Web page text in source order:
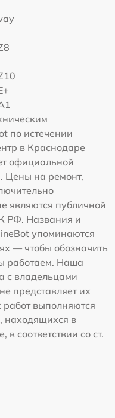
по истечении
в Краснодаре
официальной
Цены на ремонт,
являются публичной
РФ. Названия и
упоминаются
— чтобы обозначить
работаем. Наша
с владельцами
представляет их
выполняются
находящихся в
соответствии со ст.